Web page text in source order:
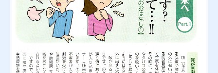
長引く咳
気管支喘息
大腸がん